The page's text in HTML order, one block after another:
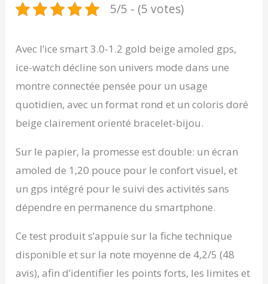
5/5 - (5 votes)
Avec l’ice smart 3.0-1.2 gold beige amoled gps,
ice-watch décline son univers mode dans une
montre connectée pensée pour un usage
quotidien, avec un format rond et un coloris doré
beige clairement orienté bracelet-bijou.
Sur le papier, la promesse est double: un écran
amoled de 1,20 pouce pour le confort visuel, et
un gps intégré pour le suivi des activités sans
dépendre en permanence du smartphone.
Ce test produit s’appuie sur la fiche technique
disponible et sur la note moyenne de 4,2/5 (48
avis), afin d’identifier les points forts, les limites et